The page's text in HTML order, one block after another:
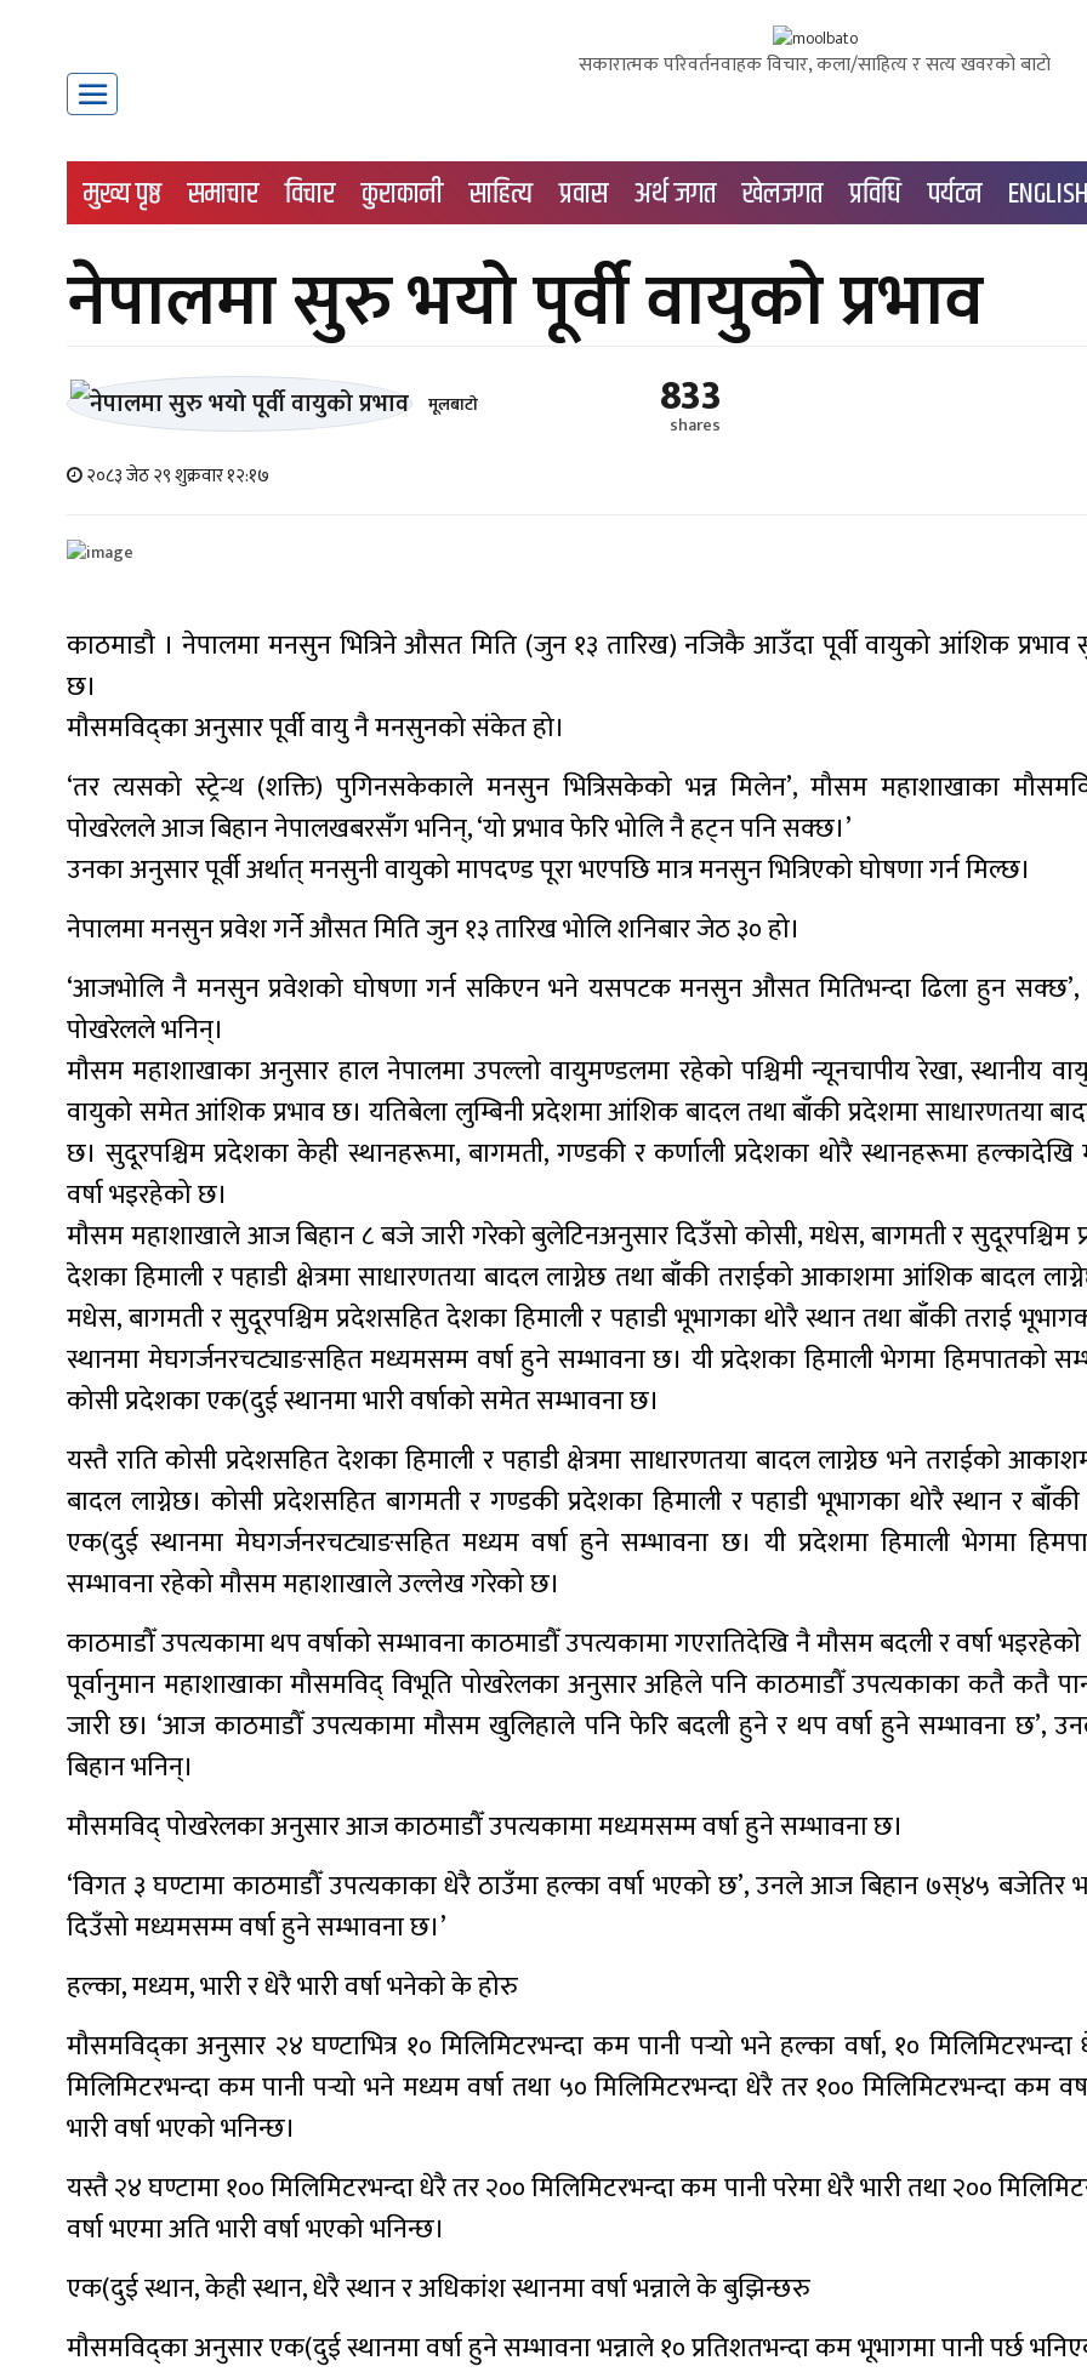
सकारात्मक परिवर्तनवाहक विचार, कला/साहित्य र सत्य खवरको बाटाे
मुख्य पृष्ठ समाचार विचार कुराकानी साहित्य प्रवास अर्थ जगत खेलजगत प्रविधि पर्यटन ENGLISH
नेपालमा सुरु भयो पूर्वी वायुको प्रभाव
मूलबाटाे
२०८३ जेठ २९ शुक्रवार १२:१७
833
shares
काठमाडौ । नेपालमा मनसुन भित्रिने औसत मिति (जुन १३ तारिख) नजिकै आउँदा पूर्वी वायुको आंशिक
छ।
मौसमविद्का अनुसार पूर्वी वायु नै मनसुनको संकेत हो।
‘तर त्यसको स्ट्रेन्थ (शक्ति) पुगिनसकेकाले मनसुन भित्रिसकेको भन्न मिलेन’, मौसम महाशाखाका
पोखरेलले आज बिहान नेपालखबरसँग भनिन्, ‘यो प्रभाव फेरि भोलि नै हट्न पनि सक्छ।’
उनका अनुसार पूर्वी अर्थात् मनसुनी वायुको मापदण्ड पूरा भएपछि मात्र मनसुन भित्रिएको घोषणा गर्न मिल्छ।
नेपालमा मनसुन प्रवेश गर्ने औसत मिति जुन १३ तारिख भोलि शनिबार जेठ ३० हो।
‘आजभोलि नै मनसुन प्रवेशको घोषणा गर्न सकिएन भने यसपटक मनसुन औसत मितिभन्दा ढिला हुन सक्छ’,
पोखरेलले भनिन्।
मौसम महाशाखाका अनुसार हाल नेपालमा उपल्लो वायुमण्डलमा रहेको पश्चिमी न्यूनचापीय रेखा, स्थानीय वायु
वायुको समेत आंशिक प्रभाव छ। यतिबेला लुम्बिनी प्रदेशमा आंशिक बादल तथा बाँकी प्रदेशमा साधारणतया
छ। सुदूरपश्चिम प्रदेशका केही स्थानहरूमा, बागमती, गण्डकी र कर्णाली प्रदेशका थोरै स्थानहरूमा
वर्षा भइरहेको छ।
मौसम महाशाखाले आज बिहान ८ बजे जारी गरेको बुलेटिनअनुसार दिउँसो कोसी, मधेस, बागमती र सुदूरपश्चिम
देशका हिमाली र पहाडी क्षेत्रमा साधारणतया बादल लाग्नेछ तथा बाँकी तराईको आकाशमा आंशिक बादल
मधेस, बागमती र सुदूरपश्चिम प्रदेशसहित देशका हिमाली र पहाडी भूभागका थोरै स्थान तथा बाँकी तराई
स्थानमा मेघगर्जनरचट्याङसहित मध्यमसम्म वर्षा हुने सम्भावना छ। यी प्रदेशका हिमाली भेगमा हिमपातको
कोसी प्रदेशका एक(दुई स्थानमा भारी वर्षाको समेत सम्भावना छ।
यस्तै राति कोसी प्रदेशसहित देशका हिमाली र पहाडी क्षेत्रमा साधारणतया बादल लाग्नेछ भने तराईको
बादल लाग्नेछ। कोसी प्रदेशसहित बागमती र गण्डकी प्रदेशका हिमाली र पहाडी भूभागका थोरै स्थान र
एक(दुई स्थानमा मेघगर्जनरचट्याङसहित मध्यम वर्षा हुने सम्भावना छ। यी प्रदेशमा हिमाली भेगमा
सम्भावना रहेको मौसम महाशाखाले उल्लेख गरेको छ।
काठमाडौँ उपत्यकामा थप वर्षाको सम्भावना काठमाडौँ उपत्यकामा गएरातिदेखि नै मौसम बदली र वर्षा
पूर्वानुमान महाशाखाका मौसमविद् विभूति पोखरेलका अनुसार अहिले पनि काठमाडौँ उपत्यकाका कतै कतै
जारी छ। ‘आज काठमाडौँ उपत्यकामा मौसम खुलिहाले पनि फेरि बदली हुने र थप वर्षा हुने सम्भावना छ’,
बिहान भनिन्।
मौसमविद् पोखरेलका अनुसार आज काठमाडौँ उपत्यकामा मध्यमसम्म वर्षा हुने सम्भावना छ।
‘विगत ३ घण्टामा काठमाडौँ उपत्यकाका धेरै ठाउँमा हल्का वर्षा भएको छ’, उनले आज बिहान ७स्४५ बजेतिर
दिउँसो मध्यमसम्म वर्षा हुने सम्भावना छ।’
हल्का, मध्यम, भारी र धेरै भारी वर्षा भनेको के होरु
मौसमविद्का अनुसार २४ घण्टाभित्र १० मिलिमिटरभन्दा कम पानी पर्‍यो भने हल्का वर्षा, १०
मिलिमिटरभन्दा कम पानी पर्‍यो भने मध्यम वर्षा तथा ५० मिलिमिटरभन्दा धेरै तर १०० मिलिमिटरभन्दा कम
भारी वर्षा भएको भनिन्छ।
यस्तै २४ घण्टामा १०० मिलिमिटरभन्दा धेरै तर २०० मिलिमिटरभन्दा कम पानी परेमा धेरै भारी तथा २००
वर्षा भएमा अति भारी वर्षा भएको भनिन्छ।
एक(दुई स्थान, केही स्थान, धेरै स्थान र अधिकांश स्थानमा वर्षा भन्नाले के बुझिन्छरु
मौसमविद्का अनुसार एक(दुई स्थानमा वर्षा हुने सम्भावना भन्नाले १० प्रतिशतभन्दा कम भूभागमा पानी पर्छ